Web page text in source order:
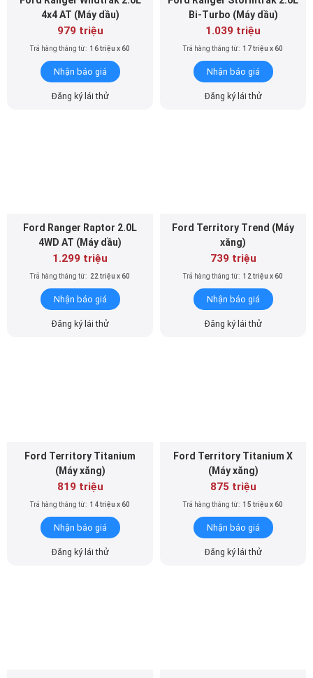
4x4 AT (Máy dầu)
979 triệu
Trả hàng tháng từ: 16 triệu x 60
Nhận báo giá
Đăng ký lái thử
Bi-Turbo (Máy dầu)
1.039 triệu
Trả hàng tháng từ: 17 triệu x 60
Nhận báo giá
Đăng ký lái thử
Ford Ranger Raptor 2.0L
4WD AT (Máy dầu)
1.299 triệu
Trả hàng tháng từ: 22 triệu x 60
Nhận báo giá
Đăng ký lái thử
Ford Territory Trend (Máy
xăng)
739 triệu
Trả hàng tháng từ: 12 triệu x 60
Nhận báo giá
Đăng ký lái thử
Ford Territory Titanium
(Máy xăng)
819 triệu
Trả hàng tháng từ: 14 triệu x 60
Nhận báo giá
Đăng ký lái thử
Ford Territory Titanium X
(Máy xăng)
875 triệu
Trả hàng tháng từ: 15 triệu x 60
Nhận báo giá
Đăng ký lái thử